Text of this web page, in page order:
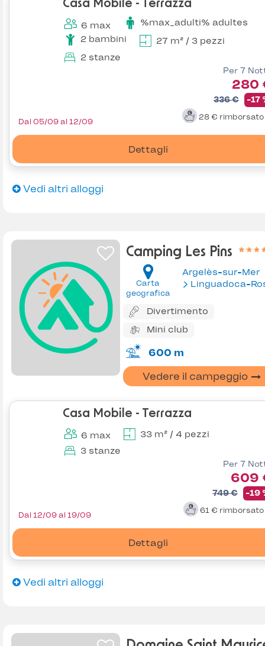
Casa Mobile - Terrazza
6 max
%max_adulti% adultes
2 bambini
27 m² / 3 pezzi
2 stanze
Per 7
280
336 € -17
28 € rimborsato
Dettagli
Dal 05/09 al 12/09
Vedi altri alloggi
Camping Les Pins
Carta
geografica
Argelès-sur-Mer
Linguadoca-
Divertimento
Mini club
600 m
Vedere il campeggio
Casa Mobile - Terrazza
6 max
33 m² / 4 pezzi
3 stanze
Per 7
609
749 € -19
61 € rimborsato
Dettagli
Dal 12/09 al 19/09
Vedi altri alloggi